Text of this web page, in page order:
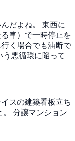
だよね。 東西に
車）で一時停止を
く場合でも油断で
う悪循環に陥って
スの建築看板立ち
。 分譲マンション